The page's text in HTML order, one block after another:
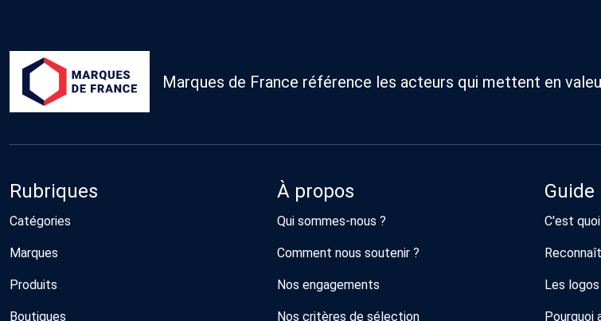
Marques de France référence les acteurs qui mettent en
Rubriques
Catégories
Marques
Produits
Boutiques
À propos
Qui sommes-nous ?
Comment nous soutenir ?
Nos engagements
Nos critères de sélection
Guide
C'est
Les
Pourquoi